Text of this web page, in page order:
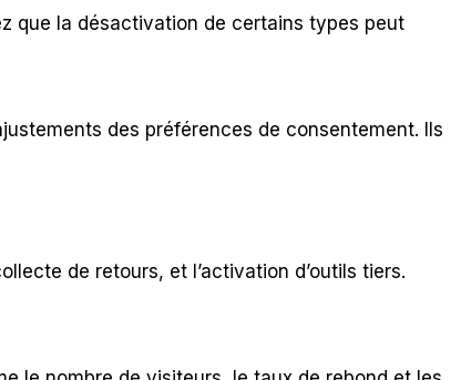
que la désactivation de certains types peut
des préférences de consentement. Ils
de retours, et l’activation d’outils tiers.